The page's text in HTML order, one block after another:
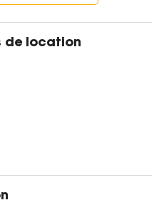
capacité d'accueil de ce
plus, des espaces mutualisés,
notamment un espace
une cuisine, 2 WC
qu'un local technique et des
profiter d'une salle de réunion
24 et 7/7. De plus, les charges
fibre, ménage.
une visite !
de location